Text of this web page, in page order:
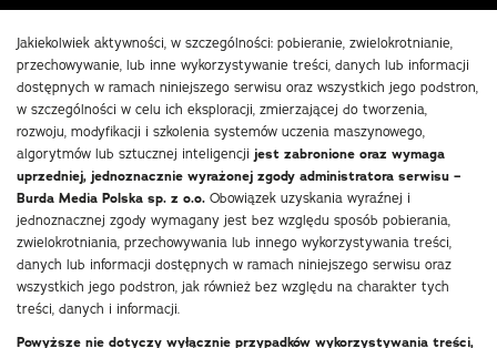
Jakiekolwiek aktywności, w szczególności: pobieranie, zwielokrotnianie,
przechowywanie, lub inne wykorzystywanie treści, danych lub informacji
dostępnych w ramach niniejszego serwisu oraz wszystkich jego podstron,
w szczególności w celu ich eksploracji, zmierzającej do tworzenia,
rozwoju, modyfikacji i szkolenia systemów uczenia maszynowego,
algorytmów lub sztucznej inteligencji jest zabronione oraz wymaga
uprzedniej, jednoznacznie wyrażonej zgody administratora serwisu –
Burda Media Polska sp. z o.o. Obowiązek uzyskania wyraźnej i
jednoznacznej zgody wymagany jest bez względu sposób pobierania,
zwielokrotniania, przechowywania lub innego wykorzystywania treści,
danych lub informacji dostępnych w ramach niniejszego serwisu oraz
wszystkich jego podstron, jak również bez względu na charakter tych
treści, danych i informacji.
Powyższe nie dotyczy wyłącznie przypadków wykorzystywania treści,